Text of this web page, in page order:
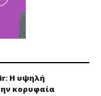
Η υψηλή
κορυφαία